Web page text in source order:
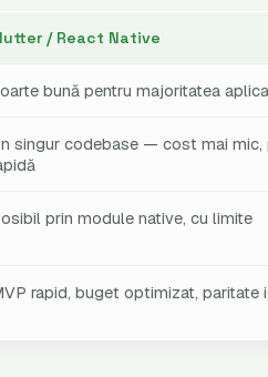
/ React Native
bună pentru majoritatea
singur codebase — cost mai mic,
prin module native, cu limite
rapid, buget optimizat, paritate